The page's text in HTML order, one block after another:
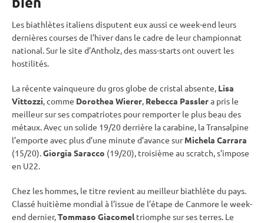
Les biathlètes italiens disputent eux aussi ce week-end leurs
dernières courses de l’hiver dans le cadre de leur championnat
national. Sur le site d’Antholz, des mass-starts ont ouvert les
hostilités.
La récente vainqueure du grosglobe de cristal absente, Lisa
Vittozzi, comme Dorothea Wierer, Rebecca Passlera pris le
meilleur sur ses compatriotes pour remporter le plus beau des
métaux. Avec un solide 19/20 derrière lacarabine, la Transalpine
l’emporte avec plus d’une minute d’avance surMichela Carrara
(15/20).Giorgia Saracco (19/20), troisième au scratch, s’impose
en U22.
Chez les hommes, le titre revient au meilleur biathlète du pays.
Classé huitième mondial à l’issue de l’étape de Canmore le week-
end dernier,Tommaso Giacomeltriomphe sur ses terres. Le